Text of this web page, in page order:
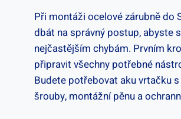
Při montáži ocelové zárubně do
dbát na správný postup, abyste
nejčastějším chybám. Prvním
připravit všechny potřebné
Budete potřebovat aku vrtačku
šrouby, montážní pěnu a